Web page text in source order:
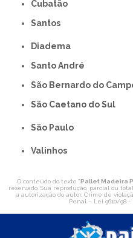
Cubatão
Santos
Diadema
Santo André
São Bernardo do
São Caetano do Sul
São Paulo
Valinhos
O conteúdo do texto " Pallet Madeira
reservado. Sua reprodução, parcial ou
a autorização do autor. Crime de
Penal – Lei 9610/98